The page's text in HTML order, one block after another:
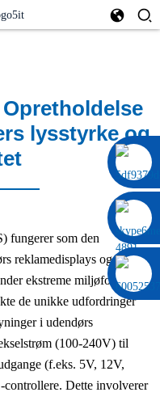
13322920697
lysstyrke og
fungerer som den
reklamedisplays og
ekstreme miljøforhold.
de unikke udfordringer
i udendørs
(100-240V) til
(f.eks. 5V, 12V,
Dette involverer